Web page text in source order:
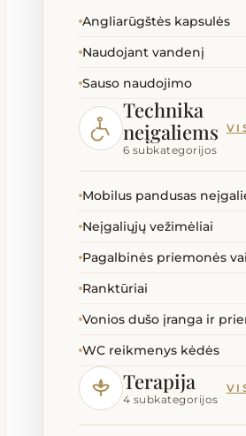
Angliarūgštės kapsulės
Naudojant vandenį
Sauso naudojimo
Technika
neįgaliems
6 subkategorijos
Mobilus pandusas
Neįgaliųjų vežimėliai
Pagalbinės priemonės
Ranktūriai
Vonios dušo įranga ir
WC reikmenys kėdės
Terapija
4 subkategorijos